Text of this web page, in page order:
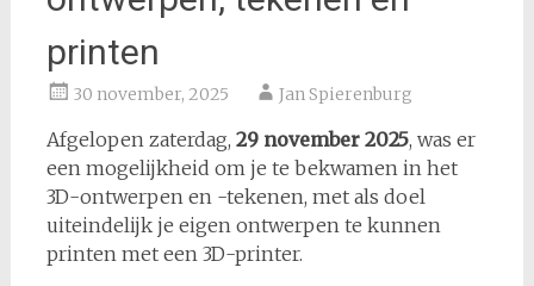
printen
30 november, 2025 Jan Spierenburg
Afgelopen zaterdag, 29 november 2025, was er
een mogelijkheid om je te bekwamen in het
3D-ontwerpen en -tekenen, met als doel
uiteindelijk je eigen ontwerpen te kunnen
printen met een 3D-printer.